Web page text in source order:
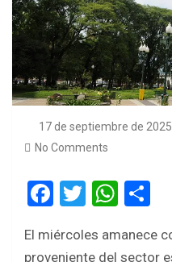
17 de septiembre de 2025
No Comments
F
ce
T
tt
W
at ar
El miércoles amanece
proveniente del sector